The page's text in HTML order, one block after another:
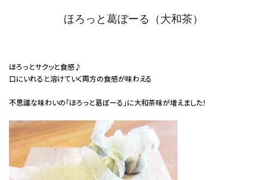
ほろっと葛ぼーる（大和茶）
ほろっとサクッと食感♪
口にいれると溶けていく両方の食感が味わえる
不思議な味わいの「ほろっと葛ぼーる」に大和茶味が増えました！